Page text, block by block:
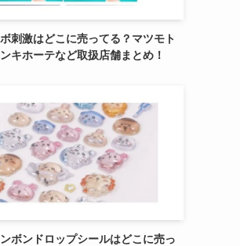
刺激はどこに売ってる？マツモト
キホーテなど取扱店舗まとめ！
ボンドロップシールはどこに売っ